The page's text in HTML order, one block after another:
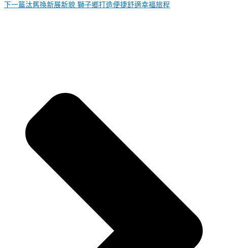
下一篇汰舊換新展新貌 獅子鄉打造便捷舒適幸福旅程